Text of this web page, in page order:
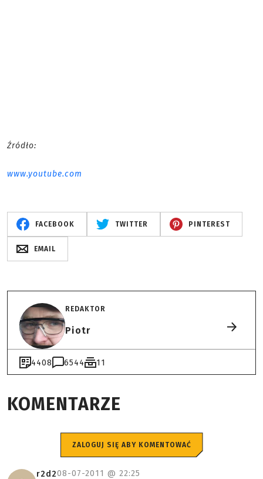
Źródło:
www.youtube.com
FACEBOOK TWITTER PINTEREST
EMAIL
REDAKTOR
Piotr
4408 6544 11
KOMENTARZE
ZALOGUJ SIĘ ABY KOMENTOWAĆ
r2d208-07-2011 @ 22:25